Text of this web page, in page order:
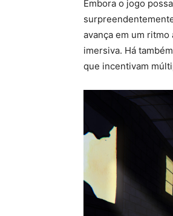
Embora o jogo
avança em um
imersiva. Há
que incentivam